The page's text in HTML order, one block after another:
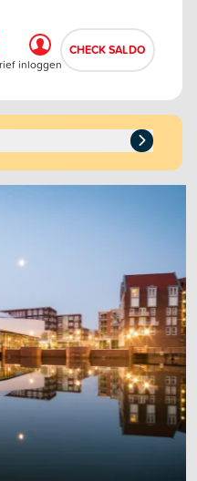
inloggen
CHECK SALDO